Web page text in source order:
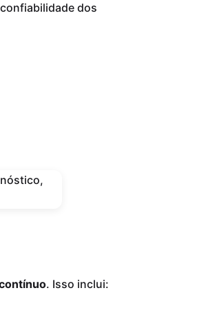
dos
. Isso inclui: